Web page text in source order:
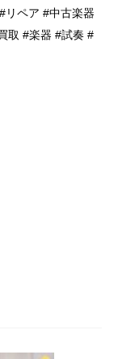
リペア #中古楽器
取 #楽器 #試奏 #